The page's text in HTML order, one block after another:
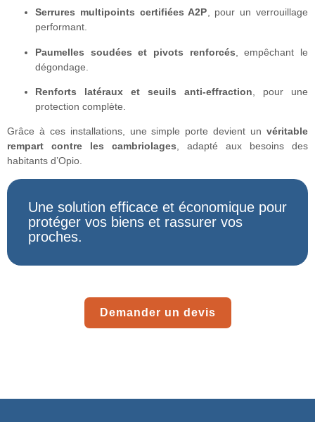
Serrures multipoints certifiées A2P , pour un verrouillage
performant.
Paumelles soudées et pivots renforcés , empêchant le
dégondage.
Renforts latéraux et seuils anti-effraction , pour une
protection complète.
Grâce à ces installations, une simple porte devient un véritable
rempart contre les cambriolages, adapté aux besoins des
habitants d’Opio.
Une solution efficace et économique pour
protéger vos biens et rassurer vos
proches.
Demander un devis